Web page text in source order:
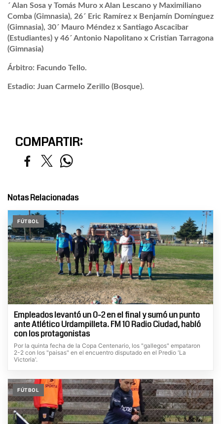
´ Alan Sosa y Tomás Muro x Alan Lescano y Maximiliano
Comba (Gimnasia), 26´ Eric Ramírez x Benjamín Domínguez
(Gimnasia), 30´ Mauro Méndez x Santiago Ascacibar
(Estudiantes) y 46´ Antonio Napolitano x Cristian Tarragona
(Gimnasia)
Árbitro: Facundo Tello.
Estadio: Juan Carmelo Zerillo (Bosque).
COMPARTIR:
Notas Relacionadas
FÚTBOL
Empleados levantó un 0-2 en el final y sumó un punto
ante Atlético Urdampilleta. FM 10 Radio Ciudad, habló
con los protagonistas
Por la quinta fecha de la Copa Centenario, los "gallegos" empataron
2-2 con los "paisas" en el encuentro disputado en el Predio 'La
Victoria'.
FÚTBOL